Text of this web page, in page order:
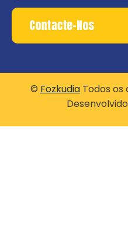
Contacte-Nos
© FozkudiaTodos os